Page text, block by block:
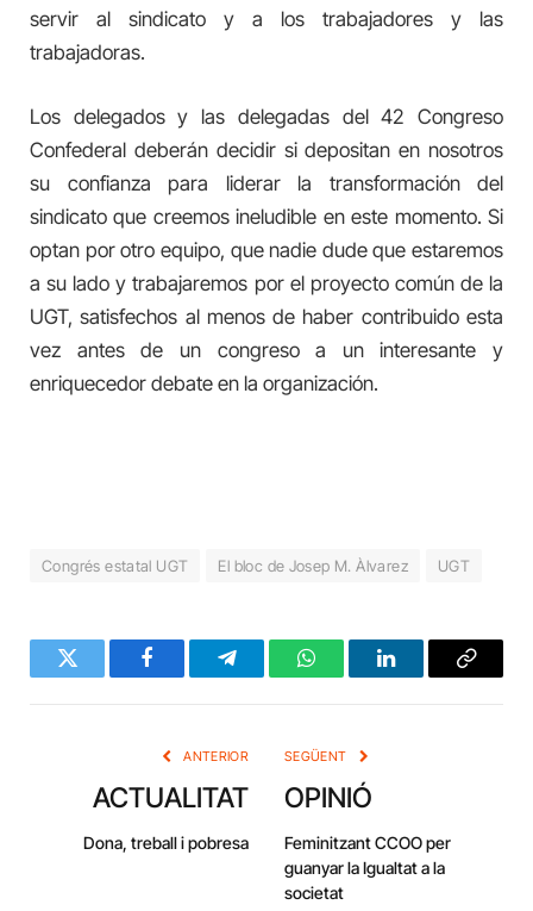
servir al sindicato y a los trabajadores y las
trabajadoras.
Los delegados y las delegadas del 42 Congreso
Confederal deberán decidir si depositan en nosotros
su confianza para liderar la transformación del
sindicato que creemos ineludible en este momento. Si
optan por otro equipo, que nadie dude que estaremos
a su lado y trabajaremos por el proyecto común de la
UGT, satisfechos al menos de haber contribuido esta
vez antes de un congreso a un interesante y
enriquecedor debate en la organización.
Congrés estatal UGT El bloc de Josep M. Àlvarez UGT
Twitter FacebookTelegramWhatsAppLinkedInCopy
ANTERIOR
ACTUALITAT
Dona, treball i pobresa
SEGÜENT
OPINIÓ
Feminitzant CCOO per
guanyar la Igualtat a la
societat